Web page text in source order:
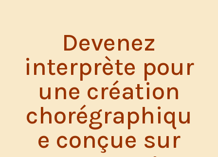
Devenez
interprète pour
une création
chorégraphiqu
e conçue sur